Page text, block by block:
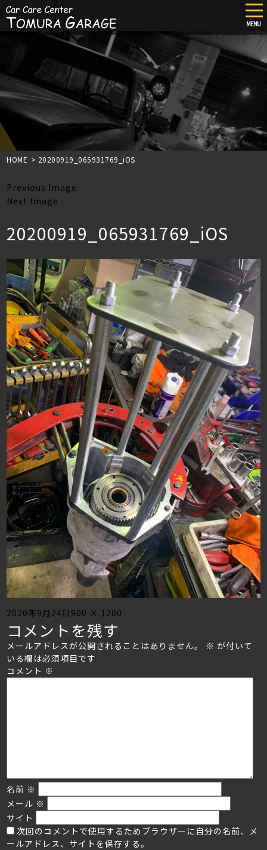
content
MENU
HOME > 20200919_065931769_iOS
Previous Image
Next Image
20200919_065931769_iOS
Posted
on
2020年9月24日 Full
size
900 × 1200
コメントを残す
メールアドレスが公開されることはありません。 ※ が付いて
いる欄は必須項目です
コメント ※
名前 ※
メール ※
サイト
次回のコメントで使用するためブラウザーに自分の名前、メ
ールアドレス、サイトを保存する。